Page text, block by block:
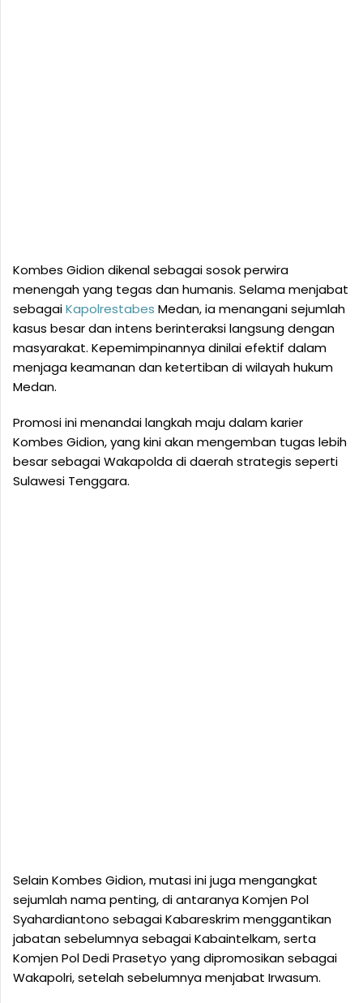
Kombes Gidion dikenal sebagai sosok perwira
menengah yang tegas dan humanis. Selama menjabat
sebagaiKapolrestabes Medan, ia menangani sejumlah
kasus besar dan intens berinteraksi langsung dengan
masyarakat. Kepemimpinannya dinilai efektif dalam
menjaga keamanan dan ketertiban di wilayah hukum
Medan.
Promosi ini menandai langkah maju dalam karier
Kombes Gidion, yang kini akan mengemban tugas lebih
besar sebagai Wakapolda di daerah strategis seperti
Sulawesi Tenggara.
Selain Kombes Gidion, mutasi ini juga mengangkat
sejumlah nama penting, di antaranya Komjen Pol
Syahardiantono sebagai Kabareskrim menggantikan
jabatan sebelumnya sebagai Kabaintelkam, serta
Komjen Pol Dedi Prasetyo yang dipromosikan sebagai
Wakapolri, setelah sebelumnya menjabat Irwasum.